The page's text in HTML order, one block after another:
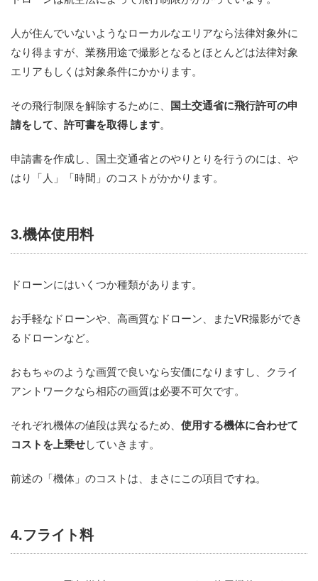
人が住んでいないようなローカルなエリアなら法律対象外に
なり得ますが、業務用途で撮影となるとほとんどは法律対象
エリアもしくは対象条件にかかります。
その飛行制限を解除するために、
国土交通省に飛行許可の申
請をして、許可書を取得します。
申請書を作成し、国土交通省とのやりとりを行うのには、や
はり「人」「時間」のコストがかかります。
3.機体使用料
ドローンにはいくつか種類があります。
お手軽なドローンや、高画質なドローン、またVR撮影ができ
るドローンなど。
おもちゃのような画質で良いなら安価になりますし、クライ
アントワークなら相応の画質は必要不可欠です。
それぞれ機体の値段は異なるため、 使用する機体に合わせて
コストを上乗せしていきます。
前述の「機体」のコストは、まさにこの項目ですね。
4.フライト料